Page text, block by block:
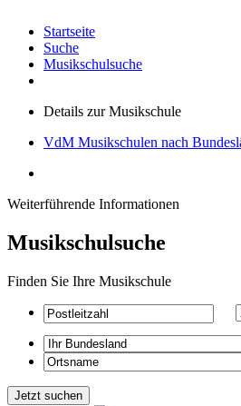
Startseite
Suche
Musikschulsuche
Details zur Musikschule
VdM Musikschulen nach
Weiterführende Informationen
Musikschulsuche
Finden Sie Ihre Musikschule